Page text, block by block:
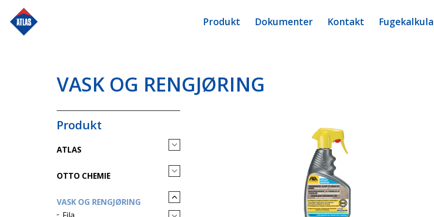
Produkt Dokumenter Kontakt
VASK OG RENGJØRING
Produkt
ATLAS
OTTO CHEMIE
VASK OG RENGJØRING